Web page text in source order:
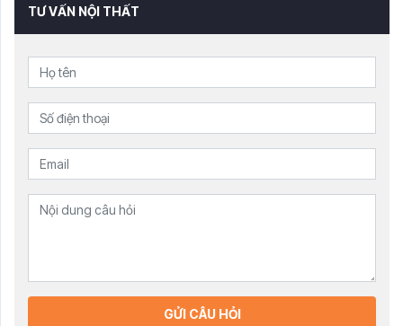
TƯ VẤN NỘI THẤT
GỬI CÂU HỎI